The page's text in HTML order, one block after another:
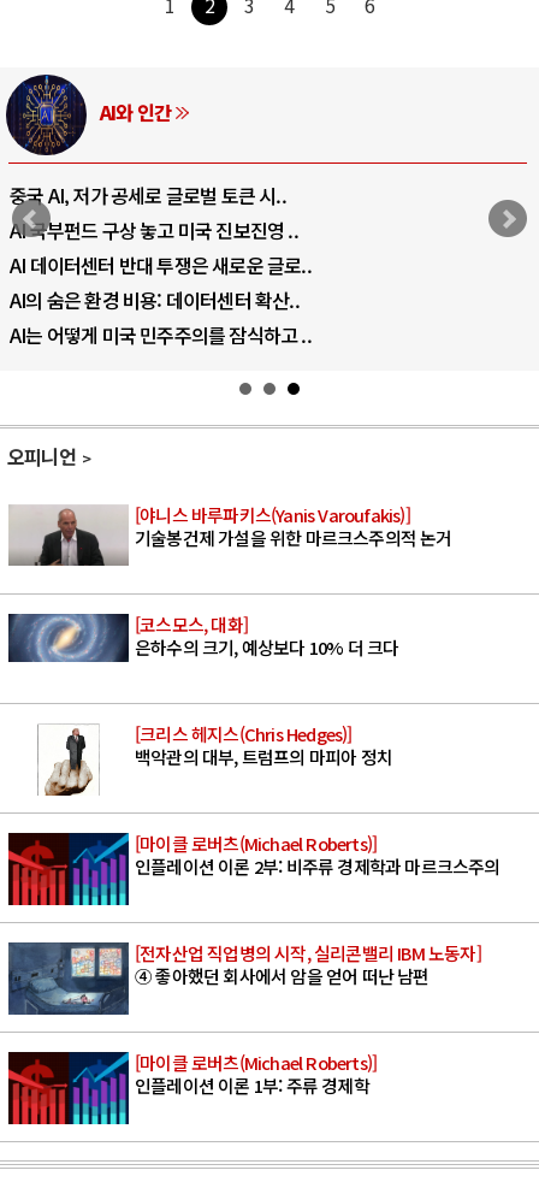
AI와 인간
중국 AI, 저가 공세로 글로벌 토큰 시..
AI 국부펀드 구상 놓고 미국 진보진영 ..
AI 데이터센터 반대 투쟁은 새로운 글로..
AI의 숨은 환경 비용: 데이터센터 확산..
AI는 어떻게 미국 민주주의를 잠식하고 ..
오피니언
[야니스 바루파키스(Yanis Varoufakis)]
기술봉건제 가설을 위한 마르크스주의적 논거
[코스모스, 대화]
은하수의 크기, 예상보다 10% 더 크다
[크리스 헤지스(Chris Hedges)]
백악관의 대부, 트럼프의 마피아 정치
[마이클 로버츠(Michael Roberts)]
인플레이션 이론 2부: 비주류 경제학과 마르크스주의
[전자산업 직업병의 시작, 실리콘밸리 IBM 노동자]
④ 좋아했던 회사에서 암을 얻어 떠난 남편
[마이클 로버츠(Michael Roberts)]
인플레이션 이론 1부: 주류 경제학